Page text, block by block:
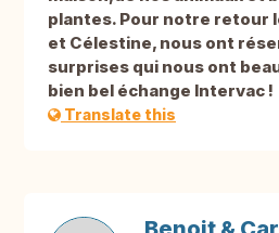
plantes. Pour notre retour
et Célestine, nous ont
surprises qui nous ont
bien bel échange Intervac !
Translate this